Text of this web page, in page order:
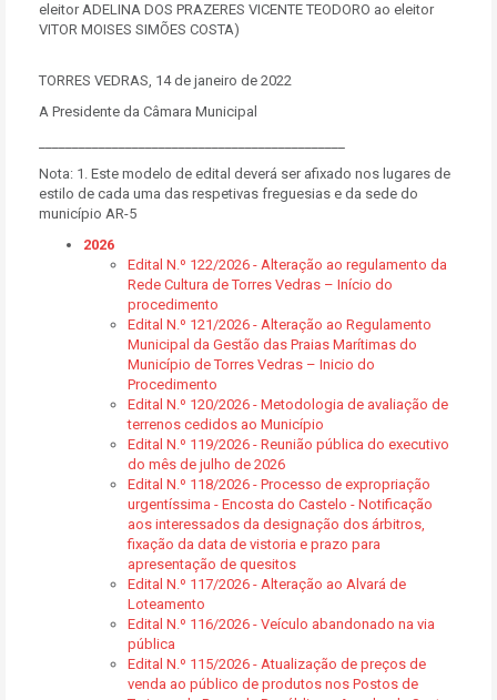
eleitor ADELINA DOS PRAZERES VICENTE TEODORO ao eleitor
VITOR MOISES SIMÕES COSTA)
TORRES VEDRAS, 14 de janeiro de 2022
A Presidente da Câmara Municipal
Nota: 1. Este modelo de edital deverá ser afixado nos lugares de
estilo de cada uma das respetivas freguesias e da sede do
município AR-5
2026
Edital N.º 122/2026 - Alteração ao regulamento da
Rede Cultura de Torres Vedras – Início do
procedimento
Edital N.º 121/2026 - Alteração ao Regulamento
Municipal da Gestão das Praias Marítimas do
Município de Torres Vedras – Inicio do
Procedimento
Edital N.º 120/2026 - Metodologia de avaliação de
terrenos cedidos ao Município
Edital N.º 119/2026 - Reunião pública do executivo
do mês de julho de 2026
Edital N.º 118/2026 - Processo de expropriação
urgentíssima - Encosta do Castelo - Notificação
aos interessados da designação dos árbitros,
fixação da data de vistoria e prazo para
apresentação de quesitos
Edital N.º 117/2026 - Alteração ao Alvará de
Loteamento
Edital N.º 116/2026 - Veículo abandonado na via
pública
Edital N.º 115/2026 - Atualização de preços de
venda ao público de produtos nos Postos de